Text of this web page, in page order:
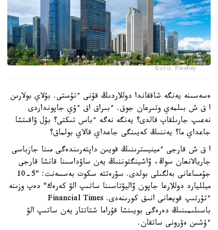
Фото: Pixabay
ەسەسىنە يەنگە شاققاندا دوللاردىڭ قۇنى ءتۇستى. بۇلاي بولارىن
ا ق ش بىلمەي وتىرعان جوق. ءبىراق اق ءۇي جاپونداردى
نەعىپ جارىلقاپ قالدى؟ يەنگە نەگە ءباس تىكتى؟ بۇل ۋاقىتشا
جاعداي ما؟ يەننىڭ كەيىنگى جاعداي قالاي بولماق؟
ا ق ش قارجى ءمينيسترىنىڭ قويىن داپتەرىندەگى مىنا جازباسى
جاريالانعان سوڭ، ۆاشينگتوننىڭ يەن ساۋداسىنا قانشا قارجى
جۇمساعانى بەلگىلى بولدى. سۋرەتتە سكوت بەسسەنت: "5-10
ميلليارد دوللارعا جاپون ۆاليۋتاسىنا ساتىپ الۋ كەرەك" دەپ وزىنە
ءتۇرتىپ قويعانى انىق كورىنەدى. Financial Times
باسىلىمىنىڭ دەرەگى بويىنشا قۇراما شتاتتار يەن ساتىپ الۋ
ءۇشىن ەۋرونى ساتقان.